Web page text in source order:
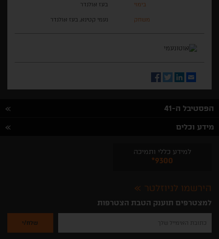
בימוי בעז אולנדר
משחק נעמי קטינא, בעז אולנדר
Email
LinkedIn
Twitter
Facebook
הפסטיבל ה-41
מידע וכלים
למידע כללי ותמיכה
*9300
הירשמו לניוזלטר
למצטרפים תוענק הטבת הצטרפות
להזין